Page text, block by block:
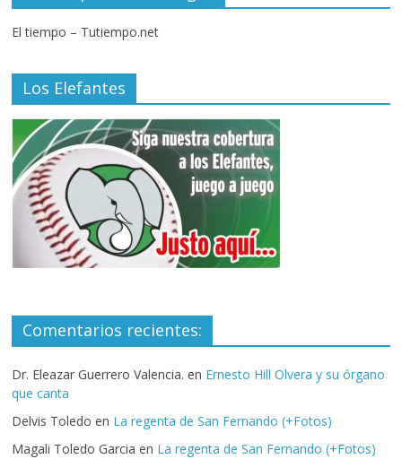
El tiempo – Tutiempo.net
Los Elefantes
Comentarios recientes:
Dr. Eleazar Guerrero Valencia. en Ernesto Hill Olvera y su órgano
que canta
Delvis Toledo en La regenta de San Fernando (+Fotos)
Magali Toledo Garcia en La regenta de San Fernando (+Fotos)